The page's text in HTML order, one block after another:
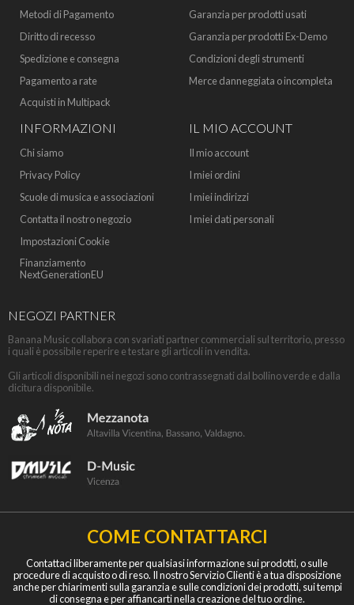
Metodi di Pagamento
Diritto di recesso
Spedizione e consegna
Pagamento a rate
Acquisti in Multipack
Garanzia per prodotti usati
Garanzia per prodotti Ex-Demo
Condizioni degli strumenti
Merce danneggiata o incompleta
INFORMAZIONI
Chi siamo
Privacy Policy
Scuole di musica e associazioni
Contatta il nostro negozio
Impostazioni Cookie
Finanziamento
NextGenerationEU
IL MIO ACCOUNT
Il mio account
I miei ordini
I miei indirizzi
I miei dati personali
NEGOZI PARTNER
Banana Music collabora con svariati partner commerciali sul territorio, presso
i quali è possibile reperire e testare gli articoli in vendita.
Gli articoli disponibili nei negozi sono contrassegnati dal bollino verde e dalla
dicitura disponibile.
COME CONTATTARCI
Contattaci liberamente per qualsiasi informazione sui prodotti, o sulle
procedure di acquisto o di reso. Il nostro Servizio Clienti è a tua disposizione
anche per chiarimenti sulla garanzia e sulle condizioni dei prodotti, sui tempi
di consegna e per affiancarti nella creazione del tuo ordine.